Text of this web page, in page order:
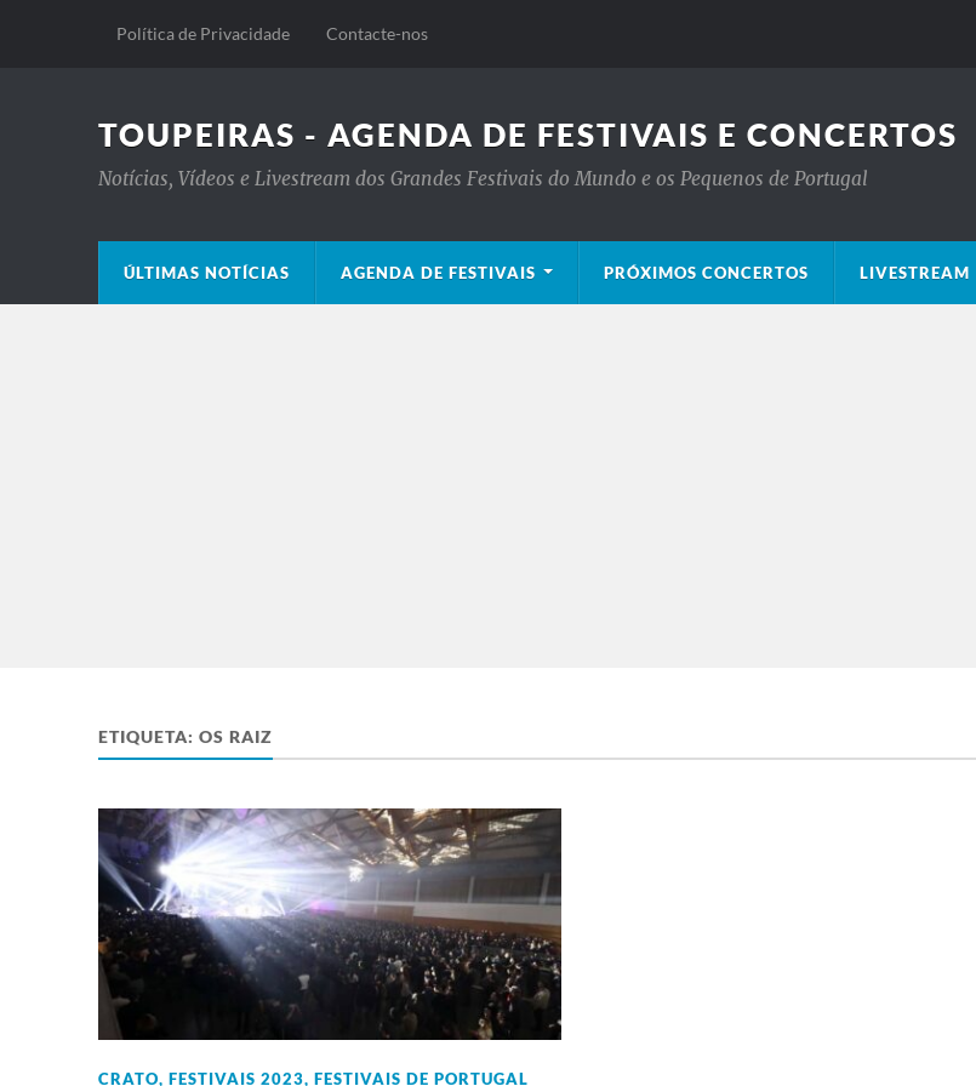
Política de Privacidade Contacte-nos
TOUPEIRAS - AGENDA DE FESTIVAIS E CONCERTOS
Notícias, Vídeos e Livestream dos Grandes Festivais do Mundo e os Pequenos de Portugal
ÚLTIMAS NOTÍCIAS AGENDA DE FESTIVAIS PRÓXIMOS CONCERTOS LIVESTREAM
ETIQUETA: OS RAIZ
CRATO, FESTIVAIS 2023, FESTIVAIS DE PORTUGAL